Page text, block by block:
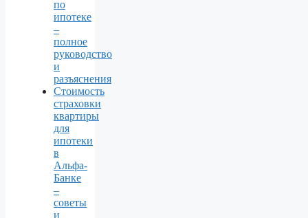
по
ипотеке
–
полное
руководство
и
разъяснения
Стоимость
страховки
квартиры
для
ипотеки
в
Альфа-
Банке
–
советы
и